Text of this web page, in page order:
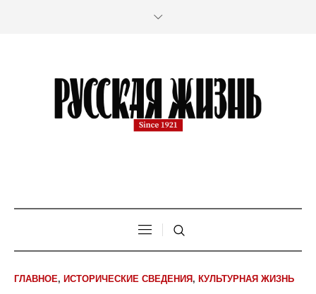
ГЛАВНОЕ, ИСТОРИЧЕСКИЕ СВЕДЕНИЯ , КУЛЬТУРНАЯ ЖИЗНЬ